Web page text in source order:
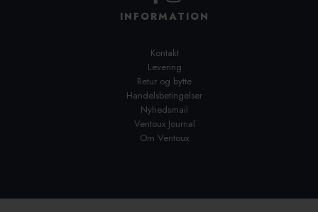
INFORMATION
Kontakt
Levering
Retur og bytte
Handelsbetingelser
Nyhedsmail
Ventoux Journal
Om Ventoux